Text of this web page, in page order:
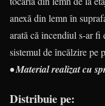
anexă din lemn în
arată că incendiul s-ar
sistemul de încălzire pe
• Material realizat cu
Distribuie pe: